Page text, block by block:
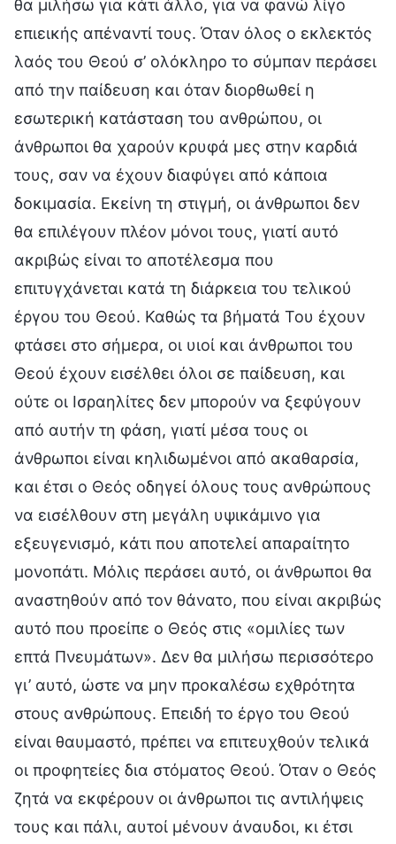
θα μιλήσω για κάτι άλλο, για να φανώ λίγο
επιεικής απέναντί τους. Όταν όλος ο εκλεκτός
λαός του Θεού σ’ ολόκληρο το σύμπαν περάσει
από την παίδευση και όταν διορθωθεί η
εσωτερική κατάσταση του ανθρώπου, οι
άνθρωποι θα χαρούν κρυφά μες στην καρδιά
τους, σαν να έχουν διαφύγει από κάποια
δοκιμασία. Εκείνη τη στιγμή, οι άνθρωποι δεν
θα επιλέγουν πλέον μόνοι τους, γιατί αυτό
ακριβώς είναι το αποτέλεσμα που
επιτυγχάνεται κατά τη διάρκεια του τελικού
έργου του Θεού. Καθώς τα βήματά Του έχουν
φτάσει στο σήμερα, οι υιοί και άνθρωποι του
Θεού έχουν εισέλθει όλοι σε παίδευση, και
ούτε οι Ισραηλίτες δεν μπορούν να ξεφύγουν
από αυτήν τη φάση, γιατί μέσα τους οι
άνθρωποι είναι κηλιδωμένοι από ακαθαρσία,
και έτσι ο Θεός οδηγεί όλους τους ανθρώπους
να εισέλθουν στη μεγάλη υψικάμινο για
εξευγενισμό, κάτι που αποτελεί απαραίτητο
μονοπάτι. Μόλις περάσει αυτό, οι άνθρωποι θα
αναστηθούν από τον θάνατο, που είναι ακριβώς
αυτό που προείπε ο Θεός στις «ομιλίες των
επτά Πνευμάτων». Δεν θα μιλήσω περισσότερο
γι’ αυτό, ώστε να μην προκαλέσω εχθρότητα
στους ανθρώπους. Επειδή το έργο του Θεού
είναι θαυμαστό, πρέπει να επιτευχθούν τελικά
οι προφητείες δια στόματος Θεού. Όταν ο Θεός
ζητά να εκφέρουν οι άνθρωποι τις αντιλήψεις
τους και πάλι, αυτοί μένουν άναυδοι, κι έτσι